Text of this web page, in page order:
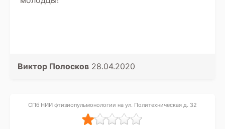
Виктор Полосков 28.04.2020
СПб НИИ фтизиопульмонологии на ул. Политехническая д. 32